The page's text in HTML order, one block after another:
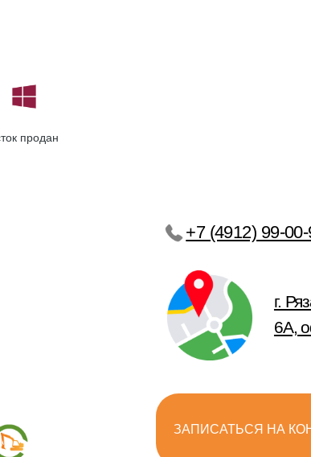
продан
защищены 2011-2025 © Частный сектор
ЗАПИСАТЬСЯ НА КОНСУЛЬТАЦИЮ